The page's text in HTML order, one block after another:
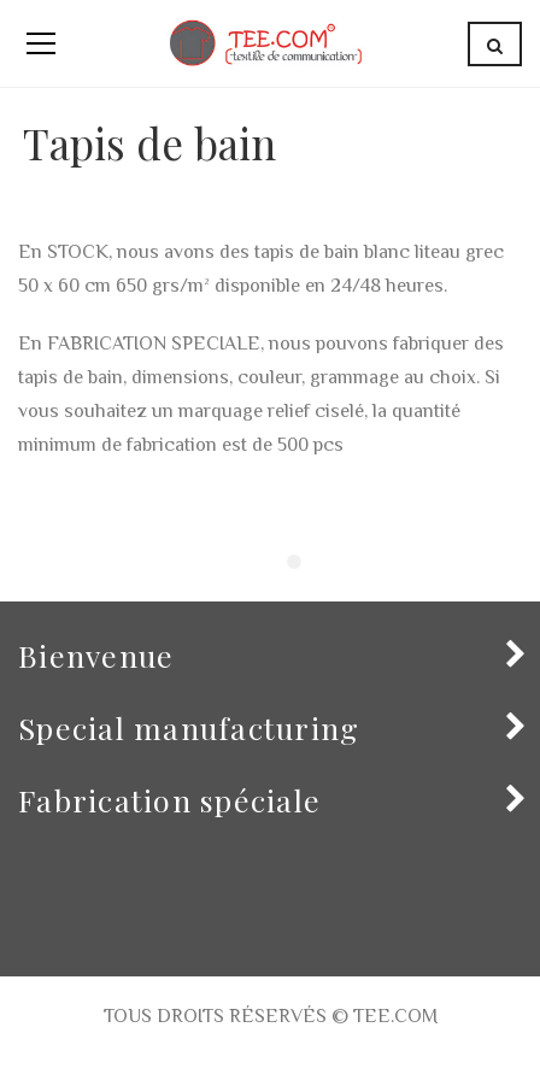
Tapis de bain
En STOCK, nous avons des tapis de bain blanc liteau grec
50 x 60 cm 650 grs/m² disponible en 24/48 heures.
En FABRICATION SPECIALE, nous pouvons fabriquer des
tapis de bain, dimensions, couleur, grammage au choix. Si
vous souhaitez un marquage relief ciselé, la quantité
minimum de fabrication est de 500 pcs
Bienvenue
Special manufacturing
Fabrication spéciale
TOUS DROITS RÉSERVÉS © TEE.COM